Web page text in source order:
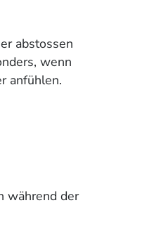
abstossen
wenn
anfühlen.
während der